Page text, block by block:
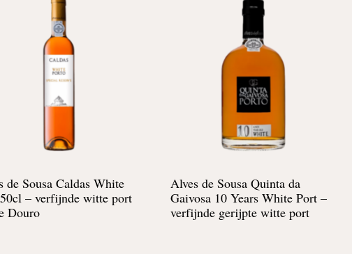
de Sousa Caldas White
– verfijnde witte port
Douro
Alves de Sousa Quinta da
Gaivosa 10 Years White Port –
verfijnde gerijpte witte port